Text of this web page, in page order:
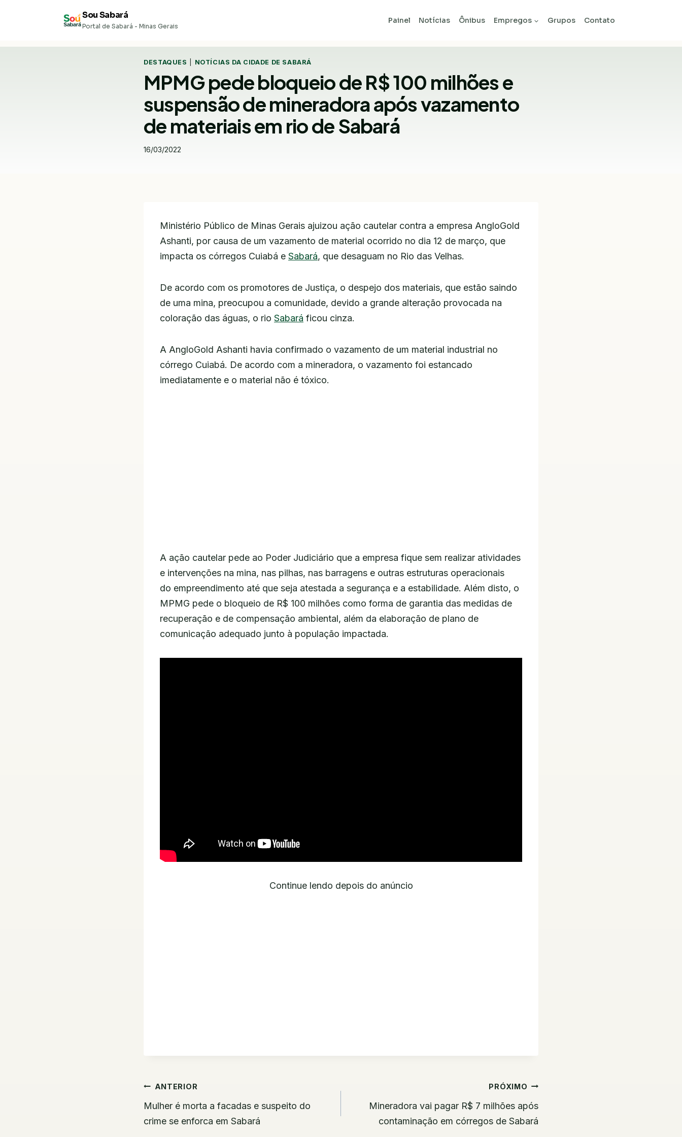
Sou Sabará
Portal de Sabará - Minas Gerais
Painel Notícias Ônibus Empregos Grupos Contato
DESTAQUES NOTÍCIAS DA CIDADE DE SABARÁ
MPMG pede bloqueio de R$ 100 milhões e
suspensão de mineradora após vazamento
de materiais em rio de Sabará
16/03/2022
Ministério Público de Minas Gerais ajuizou ação cautelar contra a empresa AngloGold
Ashanti, por causa de um vazamento de material ocorrido no dia 12 de março, que
impacta os córregos Cuiabá e Sabará, que desaguam no Rio das Velhas.
De acordo com os promotores de Justiça, o despejo dos materiais, que estão saindo
de uma mina, preocupou a comunidade, devido a grande alteração provocada na
coloração das águas, o rio Sabará ficou cinza.
A AngloGold Ashanti havia confirmado o vazamento de um material industrial no
córrego Cuiabá. De acordo com a mineradora, o vazamento foi estancado
imediatamente e o material não é tóxico.
A ação cautelar pede ao Poder Judiciário que a empresa fique sem realizar atividades
e intervenções na mina, nas pilhas, nas barragens e outras estruturas operacionais
do empreendimento até que seja atestada a segurança e a estabilidade. Além disto, o
MPMG pede o bloqueio de R$ 100 milhões como forma de garantia das medidas de
recuperação e de compensação ambiental, além da elaboração de plano de
comunicação adequado junto à população impactada.
Continue lendo depois do anúncio
Navegação
de
ANTERIOR
Mulher é morta a facadas e suspeito do
crime se enforca em Sabará
PRÓXIMO
Mineradora vai pagar R$ 7 milhões após
contaminação em córregos de Sabará